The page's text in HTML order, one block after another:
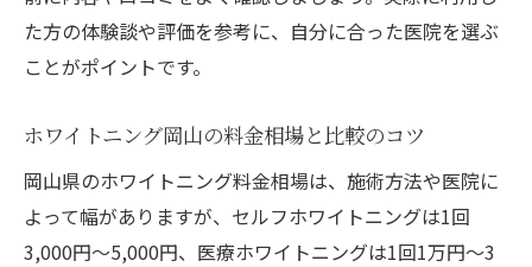
た方の体験談や評価を参考に、自分に合った医院を選ぶ
ことがポイントです。
ホワイトニング岡山の料金相場と比較のコツ
岡山県のホワイトニング料金相場は、施術方法や医院に
よって幅がありますが、セルフホワイトニングは1回
3,000円～5,000円、医療ホワイトニングは1回1万円～3